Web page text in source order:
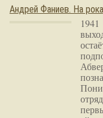
Андрей Фаниев. На